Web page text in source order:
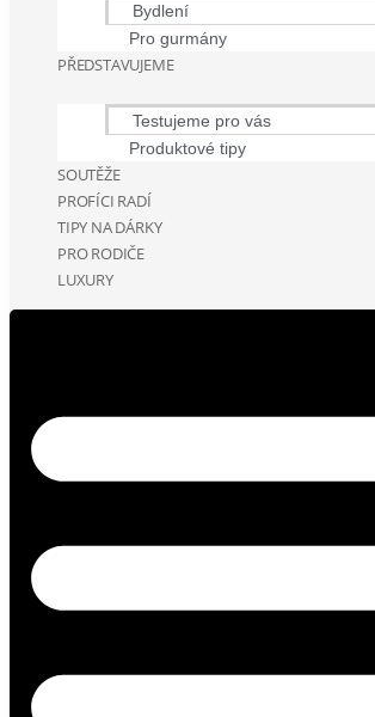
Bydlení
Pro gurmány
PŘEDSTAVUJEME
Testujeme pro vás
Produktové tipy
SOUTĚŽE
PROFÍCI RADÍ
TIPY NA DÁRKY
PRO RODIČE
LUXURY